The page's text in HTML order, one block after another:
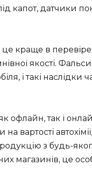
капот, датчики
краще в
якості.
і такі наслідки
офлайн, так і
вартості
з будь-
магазинів, це